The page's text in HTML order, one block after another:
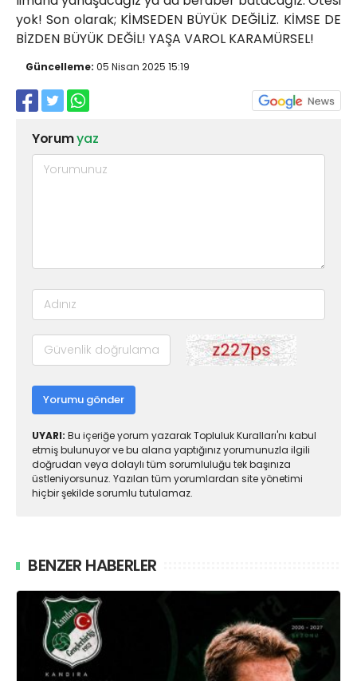
yok! Son olarak; KİMSEDEN BÜYÜK DEĞİLİZ. KİMSE DE
BİZDEN BÜYÜK DEĞİL! YAŞA VAROL KARAMÜRSEL!
Güncelleme: 05 Nisan 2025 15:19
Yorumyaz
Yorumu gönder
UYARI: Bu içeriğe yorum yazarak Topluluk Kuralları'nı kabul
etmiş bulunuyor ve bu alana yaptığınız yorumunuzla ilgili
doğrudan veya dolaylı tüm sorumluluğu tek başınıza
üstleniyorsunuz. Yazılan tüm yorumlardan site yönetimi
hiçbir şekilde sorumlu tutulamaz.
BENZER HABERLER